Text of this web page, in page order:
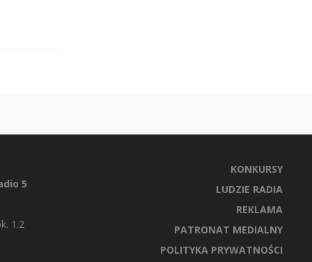
5
1.2
KONKURSY
LUDZIE RADIA
REKLAMA
PATRONAT MEDIALNY
POLITYKA PRYWATNOŚCI